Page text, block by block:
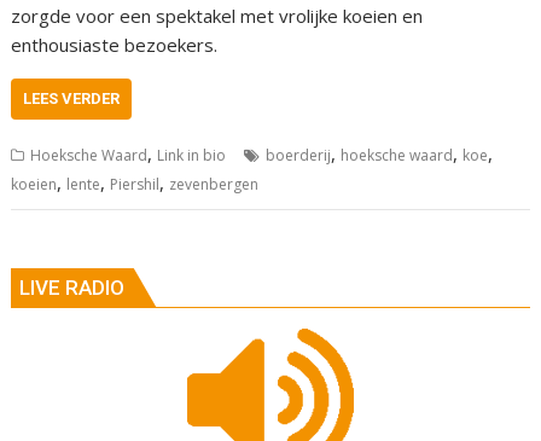
zorgde voor een spektakel met vrolijke koeien en
enthousiaste bezoekers.
LEES VERDER
Hoeksche Waard, Link in bio boerderij, hoeksche waard, koe,
koeien, lente, Piershil, zevenbergen
LIVE RADIO